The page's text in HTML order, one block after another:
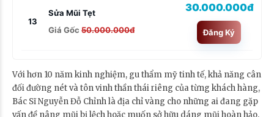
13
Sửa Mũi Tẹt
Giá Gốc 50.000.000đ
30.000.000đ
Đăng Ký
Với hơn 10 năm kinh nghiệm, gu thẩm mỹ tinh tế, khả năng cân
đối đường nét và tôn vinh thần thái riêng của từng khách hàng,
Bác Sĩ Nguyễn Đỗ Chỉnh là địa chỉ vàng cho những ai đang gặp
vấn đề nâng mũi bị lệch hoặc muốn sở hữu dáng mũi hoàn hảo.